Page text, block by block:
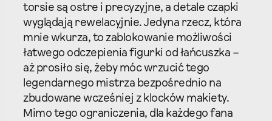
torsie są ostre i precyzyjne, a detale czapki
wyglądają rewelacyjnie. Jedyna rzecz, która
mnie wkurza, to zablokowanie możliwości
łatwego odczepienia figurki od łańcuszka –
aż prosiło się, żeby móc wrzucić tego
legendarnego mistrza bezpośrednio na
zbudowane wcześniej z klocków makiety.
Mimo tego ograniczenia, dla każdego fana